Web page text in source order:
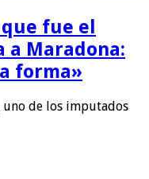
fue el
a Maradona:
forma»
de los imputados